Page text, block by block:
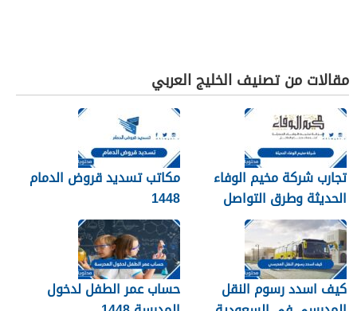
مقالات من تصنيف الخليج العربي
تجارب شركة مخيم الوفاء
الحديثة وطرق التواصل
معهم 1448
مكاتب تسديد قروض الدمام
1448
كيف اسدد رسوم النقل
حساب عمر الطفل لدخول